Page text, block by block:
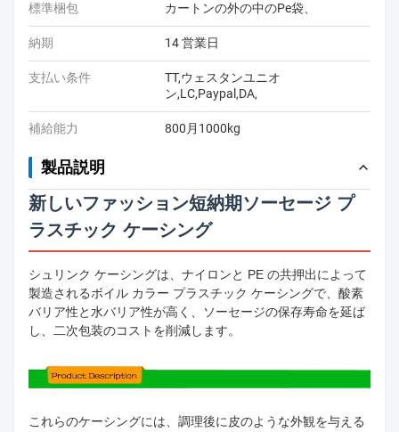
標準梱包 カートンの外の中のPe袋、
納期 14 営業日
支払い条件
TT,ウェスタンユニオ
ン,LC,Paypal,DA,
補給能力 800月1000kg
製品説明
新しいファッション短納期ソーセージ プ
ラスチック ケーシング
シュリンク ケーシングは、ナイロンと PE の共押出によって
製造されるボイル カラー プラスチック ケーシングで、酸素
バリア性と水バリア性が高く、ソーセージの保存寿命を延ば
し、二次包装のコストを削減します。
これらのケーシングには、調理後に皮のような外観を与える